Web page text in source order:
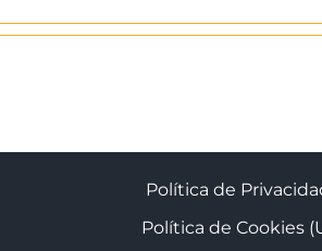
Política de
Política de Cookies